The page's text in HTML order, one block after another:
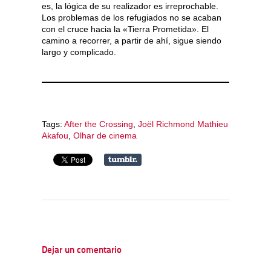
es, la lógica de su realizador es irreprochable.
Los problemas de los refugiados no se acaban
con el cruce hacia la «Tierra Prometida». El
camino a recorrer, a partir de ahí, sigue siendo
largo y complicado.
Tags: After the Crossing Joël Richmond Mathieu
Akafou Olhar de cinema
Dejar un comentario